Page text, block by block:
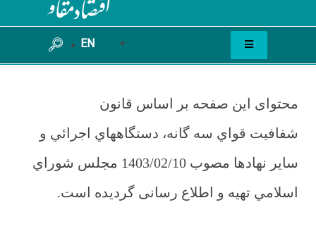
EN
محتوای این صفحه بر اساس قانون
شفافیت قواي سه گانه، دستگاههاي اجرائي و
ساير نهادها مصوب 1403/02/10 مجلس شوراي
اسلامي تهیه و اطلاع رسانی گردیده است.